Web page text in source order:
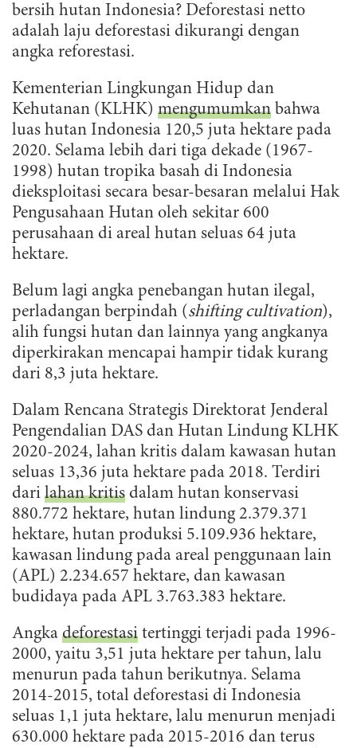
bersih hutan Indonesia? Deforestasi netto
adalah laju deforestasi dikurangi dengan
angka reforestasi.
Kementerian Lingkungan Hidup dan
Kehutanan (KLHK) mengumumkan bahwa
luas hutan Indonesia 120,5 juta hektare pada
2020. Selama lebih dari tiga dekade (1967-
1998) hutan tropika basah di Indonesia
dieksploitasi secara besar-besaran melalui Hak
Pengusahaan Hutan oleh sekitar 600
perusahaan di areal hutan seluas 64 juta
hektare.
Belum lagi angka penebangan hutan ilegal,
perladangan berpindah (shifting cultivation),
alih fungsi hutan dan lainnya yang angkanya
diperkirakan mencapai hampir tidak kurang
dari 8,3 juta hektare.
Dalam Rencana Strategis Direktorat Jenderal
Pengendalian DAS dan Hutan Lindung KLHK
2020-2024, lahan kritis dalam kawasan hutan
seluas 13,36 juta hektare pada 2018. Terdiri
dari lahan kritis dalam hutan konservasi
880.772 hektare, hutan lindung 2.379.371
hektare, hutan produksi 5.109.936 hektare,
kawasan lindung pada areal penggunaan lain
(APL) 2.234.657 hektare, dan kawasan
budidaya pada APL 3.763.383 hektare.
Angka deforestasi tertinggi terjadi pada 1996-
2000, yaitu 3,51 juta hektare per tahun, lalu
menurun pada tahun berikutnya. Selama
2014-2015, total deforestasi di Indonesia
seluas 1,1 juta hektare, lalu menurun menjadi
630.000 hektare pada 2015-2016 dan terus